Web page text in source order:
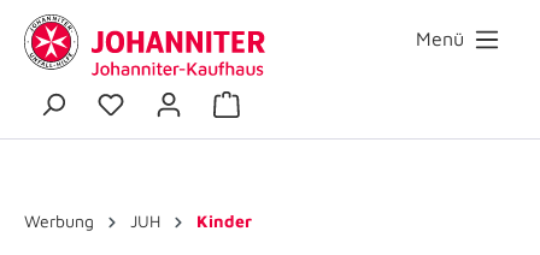
Menü
Werbung JUH Kinder